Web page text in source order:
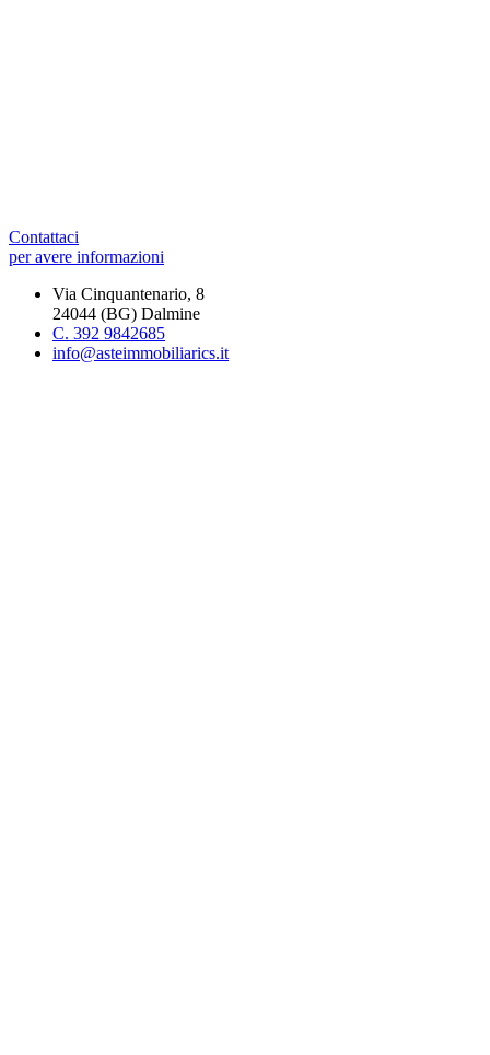
Contattaci
per avere informazioni
Via Cinquantenario, 8
24044 (BG) Dalmine
C. 392 9842685
info@asteimmobiliarics.it